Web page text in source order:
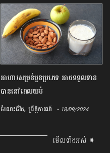
អាហារសម្រន់បួនប្រភេទ​ អាចទទួលទាន
បាននៅពេលយប់
ចំណេះជីវិត, ព្រឹត្តិការណ៍ • 18/09/2024
មើលទាំងអស់ ➧